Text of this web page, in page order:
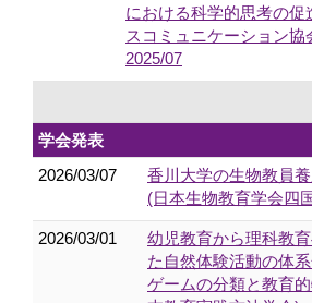
における科学的思考の促
スコミュニケーション協
2025/07
学会発表
2026/03/07
香川大学の生物教員
(日本生物教育学会四
2026/03/01
幼児教育から理科教
た自然体験活動の体
ゲームの分類と教育